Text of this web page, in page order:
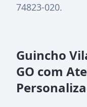
74823-020.
Guincho
GO com